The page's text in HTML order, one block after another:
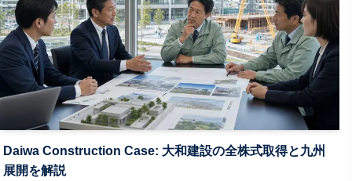
Daiwa Construction Case: 大和建設の全株式取得と九州
展開を解説